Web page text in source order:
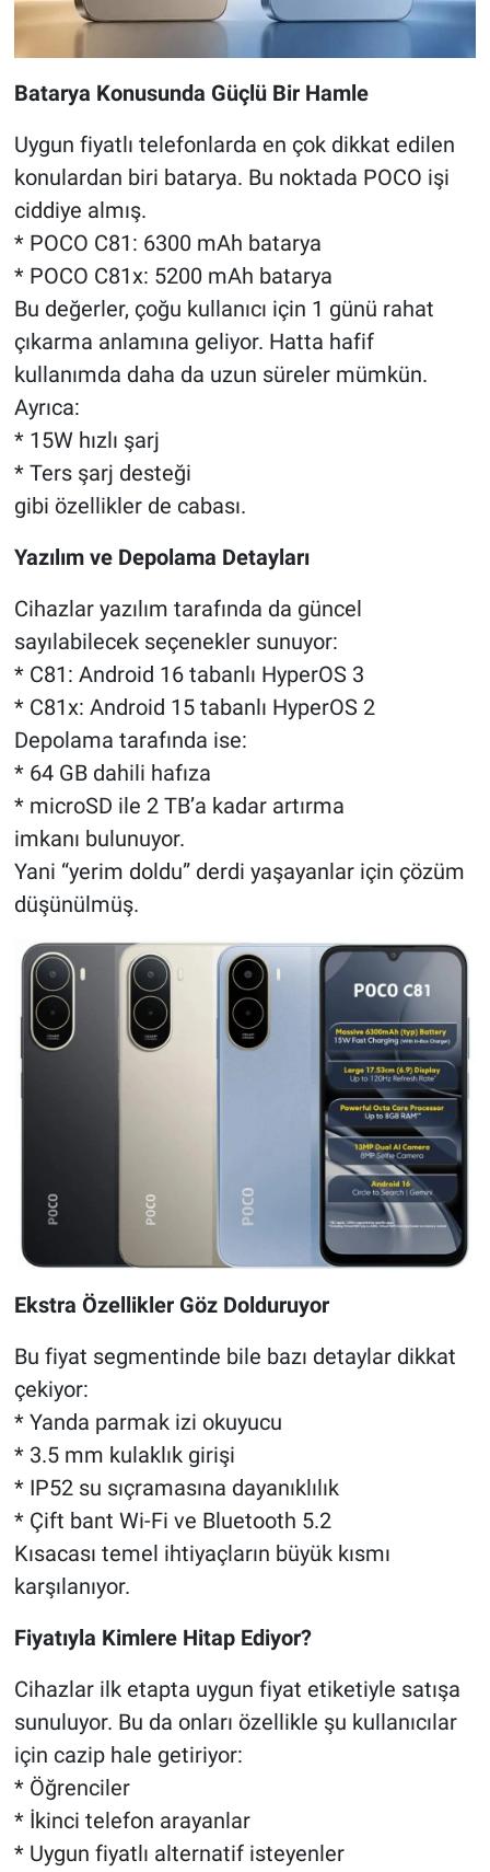
Batarya Konusunda Güçlü Bir Hamle
Uygun fiyatlı telefonlarda en çok dikkat edilen
konulardan biri batarya. Bu noktada POCO işi
ciddiye almış.
* POCO C81: 6300 mAh batarya
* POCO C81x: 5200 mAh batarya
Bu değerler, çoğu kullanıcı için 1 günü rahat
çıkarma anlamına geliyor. Hatta hafif
kullanımda daha da uzun süreler mümkün.
Ayrıca:
* 15W hızlı şarj
* Ters şarj desteği
gibi özellikler de cabası.
Yazılım ve Depolama Detayları
Cihazlar yazılım tarafında da güncel
sayılabilecek seçenekler sunuyor:
* C81: Android 16 tabanlı HyperOS 3
* C81x: Android 15 tabanlı HyperOS 2
Depolama tarafında ise:
* 64 GB dahili hafıza
* microSD ile 2 TB’a kadar artırma
imkanı bulunuyor.
Yani “yerim doldu” derdi yaşayanlar için çözüm
düşünülmüş.
Ekstra Özellikler Göz Dolduruyor
Bu fiyat segmentinde bile bazı detaylar dikkat
çekiyor:
* Yanda parmak izi okuyucu
* 3.5 mm kulaklık girişi
* IP52 su sıçramasına dayanıklılık
* Çift bant Wi-Fi ve Bluetooth 5.2
Kısacası temel ihtiyaçların büyük kısmı
karşılanıyor.
Fiyatıyla Kimlere Hitap Ediyor?
Cihazlar ilk etapta uygun fiyat etiketiyle satışa
sunuluyor. Bu da onları özellikle şu kullanıcılar
için cazip hale getiriyor:
* Öğrenciler
* İkinci telefon arayanlar
* Uygun fiyatlı alternatif isteyenler